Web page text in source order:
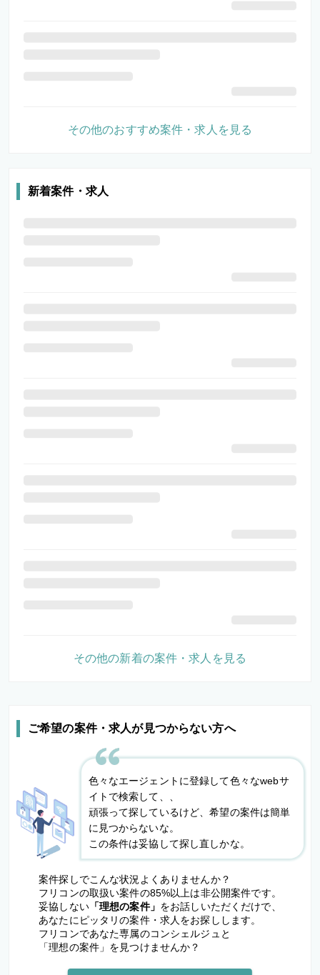
ご希望の案件・求人が見つからない方へ
色々なエージェントに登録して色々なwebサ
イトで検索して、、
頑張って探しているけど、希望の案件は簡単
に見つからないな。
この条件は妥協して探し直しかな。
案件探しでこんな状況よくありませんか？
フリコンの取扱い案件の85%以上は非公開案件です。
妥協しない「理想の案件」 をお話しいただくだけで、
あなたにピッタリの案件・求人をお探しします。
フリコンであなた専属のコンシェルジュと
「理想の案件」を見つけませんか？
その他のおすすめ案件・求人を見る
新着案件・求人
その他の新着の案件・求人を見る